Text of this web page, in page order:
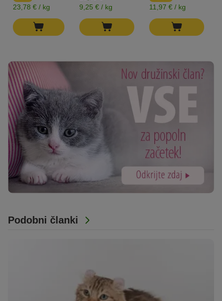
Podobni članki
23,78 € / kg
9,25 € / kg
11,97 € / kg